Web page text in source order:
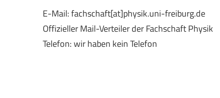
E-Mail: fachschaft[at]physik.uni-freiburg.de
Offizieller Mail-Verteiler der Fachschaft Physik
Telefon: wir haben kein Telefon